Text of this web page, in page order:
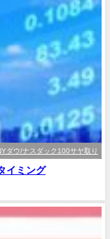
ダウ/ナスダック100サヤ取り
イミング